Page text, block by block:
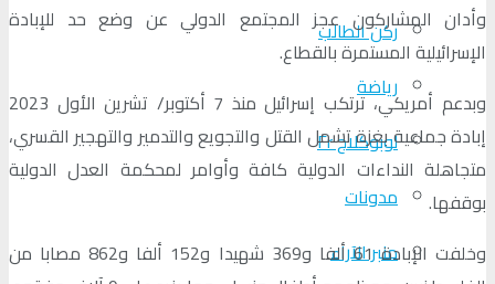
ركن الطالب
رياضة
لوبوكلاج Fr
مدونات
منبر الآراء
وأدان المشاركون عجز المجتمع الدولي عن وضع حد للإبادة
الإسرائيلية المستمرة بالقطاع.
وبدعم أمريكي، ترتكب إسرائيل منذ 7 أكتوبر/ تشرين الأول 2023
إبادة جماعية بغزة تشمل القتل والتجويع والتدمير والتهجير القسري،
متجاهلة النداءات الدولية كافة وأوامر لمحكمة العدل الدولية
بوقفها.
وخلفت الإبادة 61 ألفا و369 شهيدا و152 ألفا و862 مصابا من